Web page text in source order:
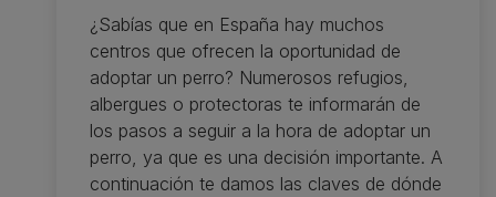
¿Sabías que en España hay muchos
centros que ofrecen la oportunidad de
adoptar un perro? Numerosos refugios,
albergues o protectoras te informarán de
los pasos a seguir a la hora de adoptar un
perro, ya que es una decisión importante. A
continuación te damos las claves de dónde